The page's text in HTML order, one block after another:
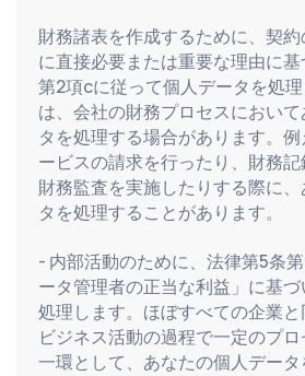
財務諸表を作成するために、契
に直接必要または重要な理由に
第2項cに従って個人データを処
は、会社の財務プロセスにおい
タを処理する場合があります。
ービスの請求を行ったり、財務記
財務監査を実施したりする際に
タを処理することがあります。
- 内部活動のために、法律第5条
ータ管理者の正当な利益」に基
処理します。ほぼすべての企業
ビジネス活動の過程で一定のプ
一環として、あなたの個人デー